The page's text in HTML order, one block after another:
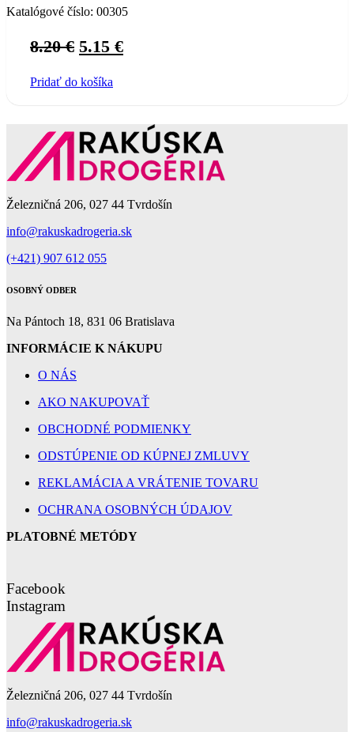
Katalógové číslo: 00305
8.20€ Original
was:
5.15 €Current
Pridať do košíka
Železničná 206, 027 44 Tvrdošín
info@rakuskadrogeria.sk
(+421) 907 612 055
OSOBNÝ ODBER
Na Pántoch 18, 831 06 Bratislava
INFORMÁCIE K NÁKUPU
O NÁS
AKO NAKUPOVAŤ
OBCHODNÉ PODMIENKY
ODSTÚPENIE OD KÚPNEJ ZMLUVY
REKLAMÁCIA A VRÁTENIE TOVARU
OCHRANA OSOBNÝCH ÚDAJOV
PLATOBNÉ METÓDY
Facebook
Instagram
Železničná 206, 027 44 Tvrdošín
info@rakuskadrogeria.sk